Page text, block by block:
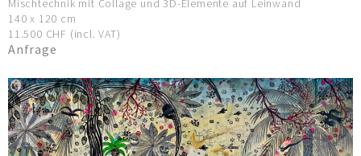
Mischtechnik mit Collage und 3D-Elemente auf Leinwand
140 x 120 cm
11.500 CHF (incl. VAT)
Anfrage